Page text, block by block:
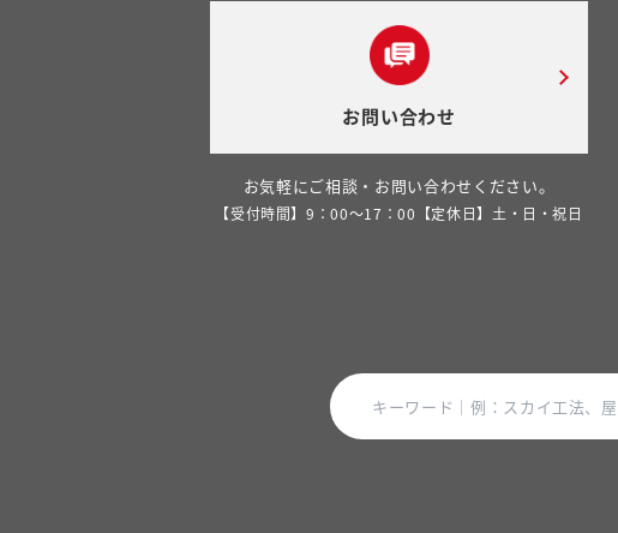
お問い合わせ
お気軽にご相談・お問い合わせください。
【受付時間】9：00～17：00【定休日】土・日・祝日